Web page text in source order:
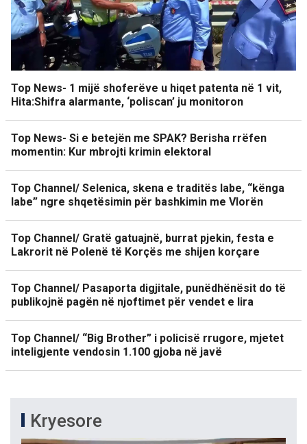
Top News- 1 mijë shoferëve u hiqet patenta në 1 vit,
Hita:Shifra alarmante, ‘poliscan’ ju monitoron
Top News- Si e betejën me SPAK? Berisha rrëfen
momentin: Kur mbrojti krimin elektoral
Top Channel/ Selenica, skena e traditës labe, “kënga
labe” ngre shqetësimin për bashkimin me Vlorën
Top Channel/ Gratë gatuajnë, burrat pjekin, festa e
Lakrorit në Polenë të Korçës me shijen korçare
Top Channel/ Pasaporta digjitale, punëdhënësit do të
publikojnë pagën në njoftimet për vendet e lira
Top Channel/ “Big Brother” i policisë rrugore, mjetet
inteligjente vendosin 1.100 gjoba në javë
Kryesore